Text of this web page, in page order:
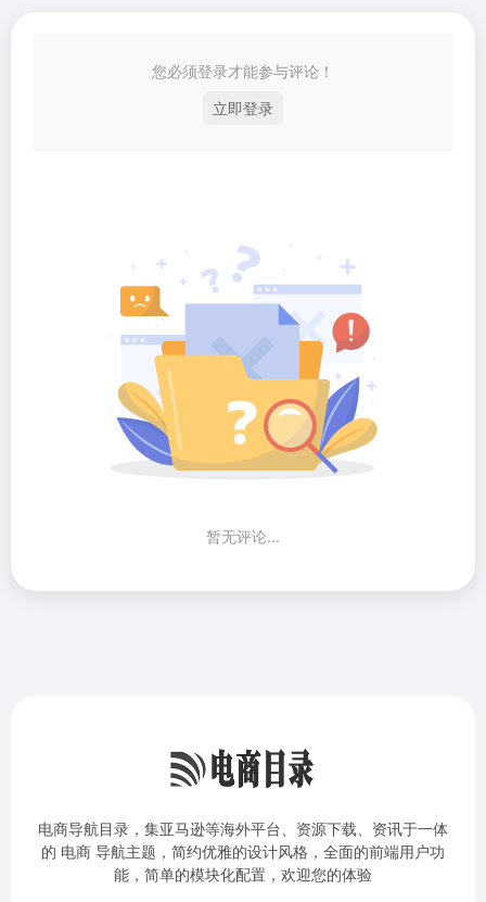
您必须登录才能参与评论！
立即登录
暂无评论...
电商导航目录，集亚马逊等海外平台、资源下载、资讯于一体
的 电商 导航主题，简约优雅的设计风格，全面的前端用户功
能，简单的模块化配置，欢迎您的体验